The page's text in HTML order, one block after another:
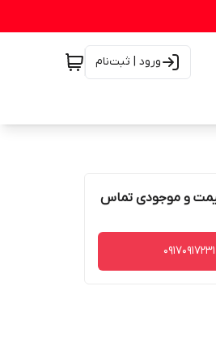
ورود | ثبت‌نام
و موجودی تماس
۰۹۱۷۰۹۱۷۲۳۱